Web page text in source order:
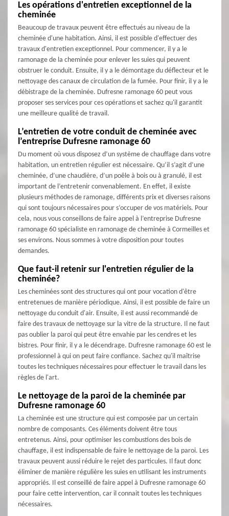
Les opérations d'entretien exceptionnel de la
cheminée
Beaucoup de travaux peuvent être effectués au niveau de la
cheminée d'une habitation. Ainsi, il est possible d'effectuer des
travaux d'entretien exceptionnel. Pour commencer, il y a le
ramonage de la cheminée pour enlever les suies qui peuvent
obstruer le conduit. Ensuite, il y a le démontage du déflecteur et le
nettoyage des canaux de circulation de la fumée. Pour finir, il y a le
débistrage de la cheminée. Dufresne ramonage 60 peut vous
proposer ses services pour ces opérations et sachez qu'il garantit
une meilleure qualité de travail.
L’entretien de votre conduit de cheminée avec
l’entreprise Dufresne ramonage 60
Du moment où vous disposez d’un système de chauffage dans votre
habitation, un entretien régulier est nécessaire. Qu’il s’agit d’une
cheminée, d’une chaudière, d’un poêle à bois ou à granulé, il est
important de l’entretenir convenablement. En effet, il existe
plusieurs méthodes de ramonage, différents prix et diverses raisons
qui sont toujours nécessaires pour s’occuper de vos matériels. Pour
cela, nous vous conseillons de faire appel à l’entreprise Dufresne
ramonage 60 spécialiste en ramonage de cheminée à Cormeilles et
ses environs. Nous sommes à votre disposition pour toutes
demandes.
Que faut-il retenir sur l'entretien régulier de la
cheminée?
Les cheminées sont des structures qui ont pour vocation d'être
entretenues de manière périodique. Ainsi, il est possible de faire un
nettoyage du conduit d'air. Ensuite, il est aussi recommandé de
faire des travaux de nettoyage sur la vitre de la structure. Il ne faut
pas oublier la paroi qui peut être envahie par les cendres et les
bistres. Pour finir, il y a le décendrage. Dufresne ramonage 60 est le
professionnel à qui on peut faire confiance. Sachez qu'il maîtrise
toutes les techniques nécessaires pour effectuer le travail dans les
règles de l'art.
Le nettoyage de la paroi de la cheminée par
Dufresne ramonage 60
La cheminée est une structure qui est composée par un certain
nombre de composants. Ces éléments doivent être tous
entretenus. Ainsi, pour optimiser les combustions des bois de
chauffage, il est indispensable de faire le nettoyage de la paroi. Les
travaux peuvent aussi réduire le rejet des particules. Il faut donc
éliminer de manière régulière les suies en utilisant les instruments
appropriés. Il est conseillé de faire appel à Dufresne ramonage 60
pour faire cette intervention, car il connait toutes les techniques
nécessaires.